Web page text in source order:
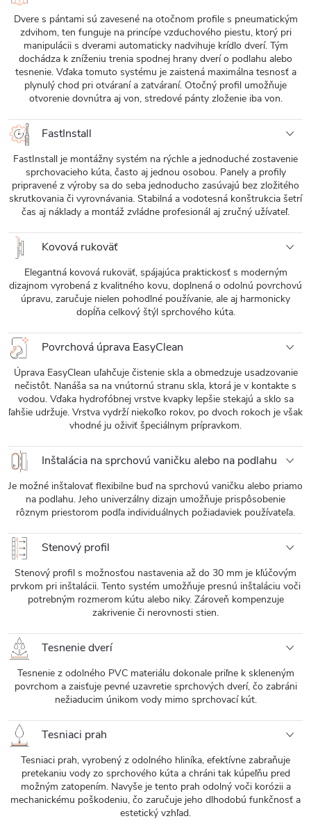
Dvere s pántami sú zavesené na otočnom profile s pneumatickým
zdvihom, ten funguje na princípe vzduchového piestu, ktorý pri
manipulácii s dverami automaticky nadvihuje krídlo dverí. Tým
dochádza k zníženiu trenia spodnej hrany dverí o podlahu alebo
tesnenie. Vďaka tomuto systému je zaistená maximálna tesnosť a
plynulý chod pri otváraní a zatváraní. Otočný profil umožňuje
otvorenie dovnútra aj von, stredové pánty zloženie iba von.
FastInstall
FastInstall je montážny systém na rýchle a jednoduché zostavenie
sprchovacieho kúta, často aj jednou osobou. Panely a profily
pripravené z výroby sa do seba jednoducho zasúvajú bez zložitého
skrutkovania či vyrovnávania. Stabilná a vodotesná konštrukcia šetrí
čas aj náklady a montáž zvládne profesionál aj zručný užívateľ.
Kovová rukoväť
Elegantná kovová rukoväť, spájajúca praktickosť s moderným
dizajnom vyrobená z kvalitného kovu, doplnená o odolnú povrchovú
úpravu, zaručuje nielen pohodlné používanie, ale aj harmonicky
dopĺňa celkový štýl sprchového kúta.
Povrchová úprava EasyClean
Úprava EasyClean uľahčuje čistenie skla a obmedzuje usadzovanie
nečistôt. Nanáša sa na vnútornú stranu skla, ktorá je v kontakte s
vodou. Vďaka hydrofóbnej vrstve kvapky lepšie stekajú a sklo sa
ľahšie udržuje. Vrstva vydrží niekoľko rokov, po dvoch rokoch je však
vhodné ju oživiť špeciálnym prípravkom.
Inštalácia na sprchovú vaničku alebo na podlahu
Je možné inštalovať flexibilne buď na sprchovú vaničku alebo priamo
na podlahu. Jeho univerzálny dizajn umožňuje prispôsobenie
rôznym priestorom podľa individuálnych požiadaviek používateľa.
Stenový profil
Stenový profil s možnosťou nastavenia až do 30 mm je kľúčovým
prvkom pri inštalácii. Tento systém umožňuje presnú inštaláciu voči
potrebným rozmerom kútu alebo niky. Zároveň kompenzuje
zakrivenie či nerovnosti stien.
Tesnenie dverí
Tesnenie z odolného PVC materiálu dokonale priľne k skleneným
povrchom a zaisťuje pevné uzavretie sprchových dverí, čo zabráni
nežiaducim únikom vody mimo sprchovací kút.
Tesniaci prah
Tesniaci prah, vyrobený z odolného hliníka, efektívne zabraňuje
pretekaniu vody zo sprchového kúta a chráni tak kúpeľňu pred
možným zatopením. Navyše je tento prah odolný voči korózii a
mechanickému poškodeniu, čo zaručuje jeho dlhodobú funkčnosť a
estetický vzhľad.